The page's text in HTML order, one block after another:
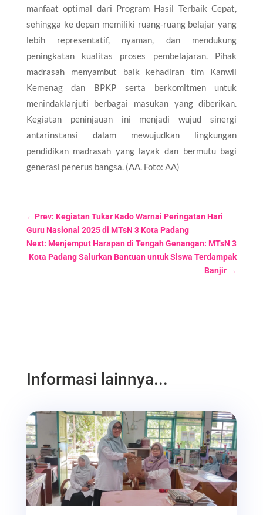
manfaat optimal dari Program Hasil Terbaik Cepat,
sehingga ke depan memiliki ruang-ruang belajar yang
lebih representatif, nyaman, dan mendukung
peningkatan kualitas proses pembelajaran. Pihak
madrasah menyambut baik kehadiran tim Kanwil
Kemenag dan BPKP serta berkomitmen untuk
menindaklanjuti berbagai masukan yang diberikan.
Kegiatan peninjauan ini menjadi wujud sinergi
antarinstansi dalam mewujudkan lingkungan
pendidikan madrasah yang layak dan bermutu bagi
generasi penerus bangsa. (AA. Foto: AA)
←Prev: Kegiatan Tukar Kado Warnai Peringatan Hari
Guru Nasional 2025 di MTsN 3 Kota Padang
Next: Menjemput Harapan di Tengah Genangan: MTsN 3
Kota Padang Salurkan Bantuan untuk Siswa Terdampak
Banjir →
Informasi lainnya...